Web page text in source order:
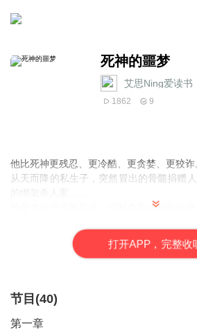
死神的噩梦
艾思Ning爱读书
1862 9
他比死神更残忍、更冷酷、更贪婪、更狡诈
从天而降的私生子，突然冒出的骨髓捐赠
他是大义灭亲的英雄，同时也是活着的死神
打开APP，完整收
节目(40)
第一章